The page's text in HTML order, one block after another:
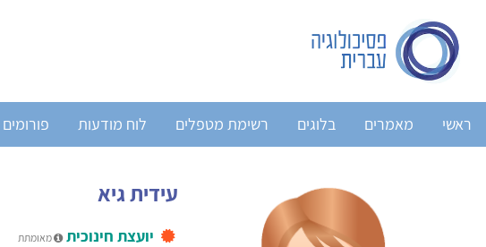
ראשי מאמרים בלוגים רשימת מטפלים לוח מודעות פורומים
עידית גיא
יועצת חינוכית מאומתת